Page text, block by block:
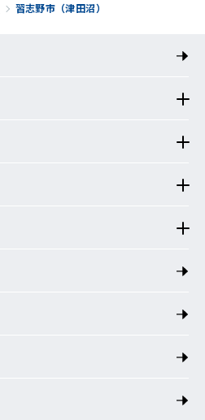
習志野市（津田沼）